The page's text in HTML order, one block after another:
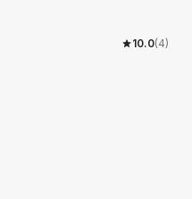
10.0(4)